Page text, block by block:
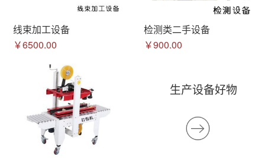
线束加工设备
￥6500.00
检测类二手设备
￥900.00
生产设备好物